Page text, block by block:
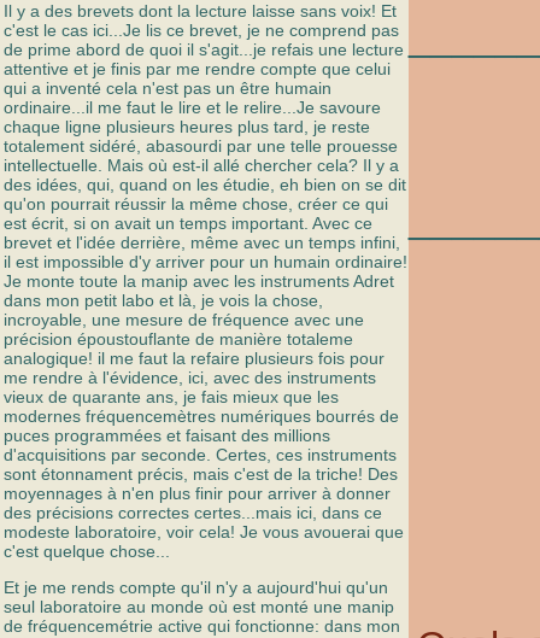
Il y a des brevets dont la lecture laisse sans voix! Et
c'est le cas ici...Je lis ce brevet, je ne comprend pas
de prime abord de quoi il s'agit...je refais une lecture
attentive et je finis par me rendre compte que celui
qui a inventé cela n'est pas un être humain
ordinaire...il me faut le lire et le relire...Je savoure
chaque ligne plusieurs heures plus tard, je reste
totalement sidéré, abasourdi par une telle prouesse
intellectuelle. Mais où est-il allé chercher cela? Il y a
des idées, qui, quand on les étudie, eh bien on se dit
qu'on pourrait réussir la même chose, créer ce qui
est écrit, si on avait un temps important. Avec ce
brevet et l'idée derrière, même avec un temps infini,
il est impossible d'y arriver pour un humain ordinaire!
Je monte toute la manip avec les instruments Adret
dans mon petit labo et là, je vois la chose,
incroyable, une mesure de fréquence avec une
précision époustouflante de manière totaleme
analogique! il me faut la refaire plusieurs fois pour
me rendre à l'évidence, ici, avec des instruments
vieux de quarante ans, je fais mieux que les
modernes fréquencemètres numériques bourrés de
puces programmées et faisant des millions
d'acquisitions par seconde. Certes, ces instruments
sont étonnament précis, mais c'est de la triche! Des
moyennages à n'en plus finir pour arriver à donner
des précisions correctes certes...mais ici, dans ce
modeste laboratoire, voir cela! Je vous avouerai que
c'est quelque chose...
Et je me rends compte qu'il n'y a aujourd'hui qu'un
seul laboratoire au monde où est monté une manip
de fréquencemétrie active qui fonctionne: dans mon